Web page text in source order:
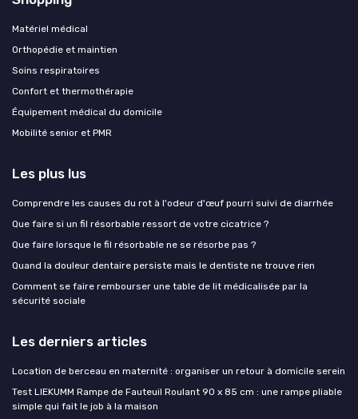
Matériel médical
Orthopédie et maintien
Soins respiratoires
Confort et thermothérapie
Équipement médical du domicile
Mobilité senior et PMR
Les plus lus
Comprendre les causes du rot à l'odeur d'œuf pourri suivi de diarrhée
Que faire si un fil résorbable ressort de votre cicatrice ?
Que faire lorsque le fil résorbable ne se résorbe pas ?
Quand la douleur dentaire persiste mais le dentiste ne trouve rien
Comment se faire rembourser une table de lit médicalisée par la
sécurité sociale
Les derniers articles
Location de berceau en maternité : organiser un retour à domicile serein
Test LIEKUMM Rampe de Fauteuil Roulant 90 x 85 cm : une rampe pliable
simple qui fait le job à la maison